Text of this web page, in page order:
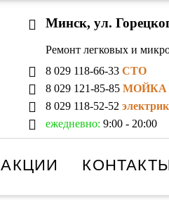
Минск, ул.
Ремонт легковых и
8 029 118-66-33СТО
8 029 121-85-85МОЙКА
8 029 118-52-52
ежедневно:9:00 - 20:00
АКЦИИ